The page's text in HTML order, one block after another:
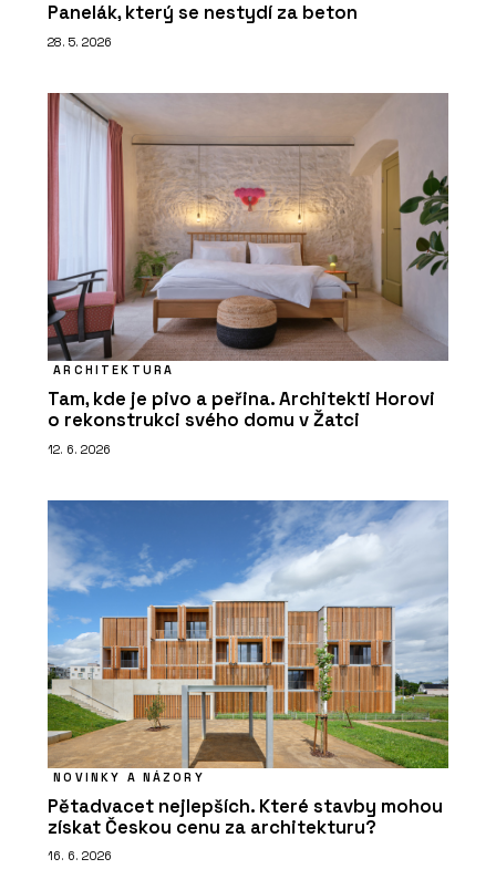
Panelák, který se nestydí za beton
28. 5. 2026
ARCHITEKTURA
Tam, kde je pivo a peřina. Architekti Horovi
o rekonstrukci svého domu v Žatci
12. 6. 2026
NOVINKY A NÁZORY
Pětadvacet nejlepších. Které stavby mohou
získat Českou cenu za architekturu?
16. 6. 2026